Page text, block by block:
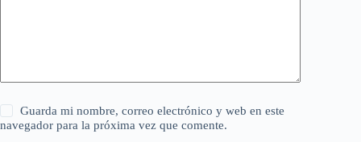
Guarda mi nombre, correo electrónico y web en este
navegador para la próxima vez que comente.